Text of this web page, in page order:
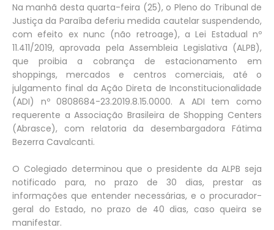
Na manhã desta quarta-feira (25), o Pleno do Tribunal de
Justiça da Paraíba deferiu medida cautelar suspendendo,
com efeito ex nunc (não retroage), a Lei Estadual nº
11.411/2019, aprovada pela Assembleia Legislativa (ALPB),
que proibia a cobrança de estacionamento em
shoppings, mercados e centros comerciais, até o
julgamento final da Ação Direta de Inconstitucionalidade
(ADI) nº 0808684-23.2019.8.15.0000. A ADI tem como
requerente a Associação Brasileira de Shopping Centers
(Abrasce), com relatoria da desembargadora Fátima
Bezerra Cavalcanti.
O Colegiado determinou que o presidente da ALPB seja
notificado para, no prazo de 30 dias, prestar as
informações que entender necessárias, e o procurador-
geral do Estado, no prazo de 40 dias, caso queira se
manifestar.